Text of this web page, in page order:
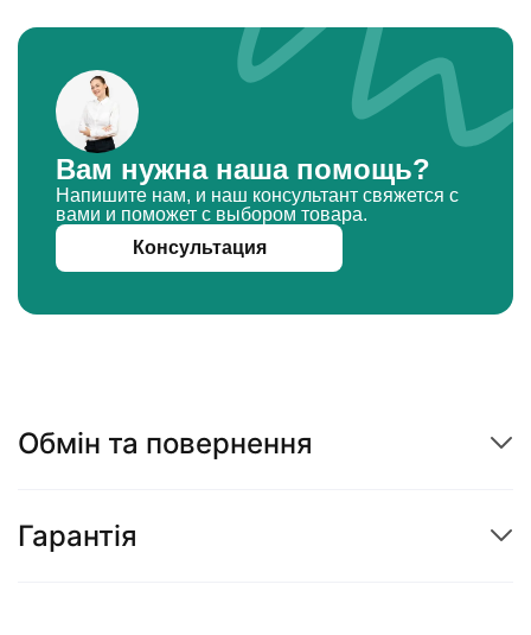
Вам нужна наша помощь?
Напишите нам, и наш консультант свяжется с
вами и поможет с выбором товара.
Консультация
Обмін та повернення
Гарантія